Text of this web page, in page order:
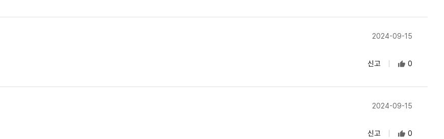
2024-09-15
신고 0
2024-09-15
신고 0